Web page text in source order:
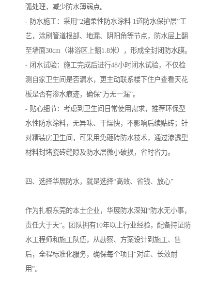
弧处理，减少防水薄弱点。
- 防水施工：采用“2遍柔性防水涂料 1道防水保护层”工
艺，涂刷管道根部、地漏、阴阳角等节点，防水层上翻
至墙面30cm（淋浴区上翻1.8米），形成全封闭防水膜。
- 闭水试验：施工完成后进行48小时闭水试验，不仅检
测自家卫生间是否漏水，更主动联系楼下住户查看天花
板是否有渗水痕迹，确保“万无一漏”。
- 贴心细节：考虑到卫生间日常使用需求，推荐环保型
水性防水涂料，无异味、干燥快，不影响后续贴砖；针
对精装房卫生间，可采用免砸砖防水技术，通过渗透型
材料封堵瓷砖缝隙及防水层微小破损，省时省力。
四、选择华展防水，就是选择“高效、省钱、放心”
作为扎根东莞的本土企业，华展防水深知“防水无小事，
责任大于天”。团队拥有10年以上行业经验，配备持证防
水工程师和施工队伍，从勘察、方案设计到施工、售
后，全程标准化服务，确保每个项目“对症、长效耐
用”。